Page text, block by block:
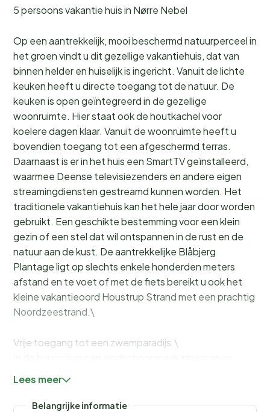
5 persoons vakantie huis in Nørre Nebel
Op een aantrekkelijk, mooi beschermd natuurperceel in
het groen vindt u dit gezellige vakantiehuis, dat van
binnen helder en huiselijk is ingericht. Vanuit de lichte
keuken heeft u directe toegang tot de natuur. De
keuken is open geïntegreerd in de gezellige
woonruimte. Hier staat ook de houtkachel voor
koelere dagen klaar. Vanuit de woonruimte heeft u
bovendien toegang tot een afgeschermd terras.
Daarnaast is er in het huis een SmartTV geïnstalleerd,
waarmee Deense televisiezenders en andere eigen
streamingdiensten gestreamd kunnen worden. Het
traditionele vakantiehuis kan het hele jaar door worden
gebruikt. Een geschikte bestemming voor een klein
gezin of een stel dat wil ontspannen in de rust en de
natuur aan de kust. De aantrekkelijke Blåbjerg
Plantage ligt op slechts enkele honderden meters
afstand en te voet of met de fiets bereikt u ook het
kleine vakantieoord Houstrup Strand met een prachtig
Noordzeestrand.\
Vrije toegang tot een zwemparadijs.\
Lees meer
Belangrijke informatie